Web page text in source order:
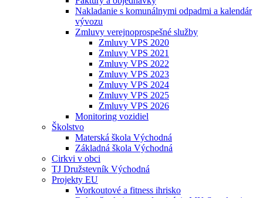
Nakladanie s komunálnymi odpadmi a kalendár
vývozu
Zmluvy verejnoprospešné služby
Zmluvy VPS 2020
Zmluvy VPS 2021
Zmluvy VPS 2022
Zmluvy VPS 2023
Zmluvy VPS 2024
Zmluvy VPS 2025
Zmluvy VPS 2026
Monitoring vozidiel
Školstvo
Materská škola Východná
Základná škola Východná
Cirkvi v obci
TJ Družstevník Východná
Projekty EU
Workoutové a fitness ihrisko